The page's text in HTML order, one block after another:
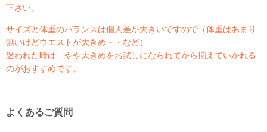
下さい。
サイズと体重のバランスは個人差が大きいですので（体重はあまり
無いけどウエストが大きめ・・など）
迷われた時は、やや大きめをお試しになられてから揃えていかれる
のがおすすめです。
よくあるご質問